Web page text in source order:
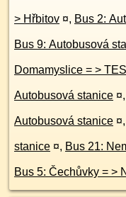
> Hřbitov ¤,
Autobusová stanice ¤,
Autobusová stanice ¤,
stanice ¤,